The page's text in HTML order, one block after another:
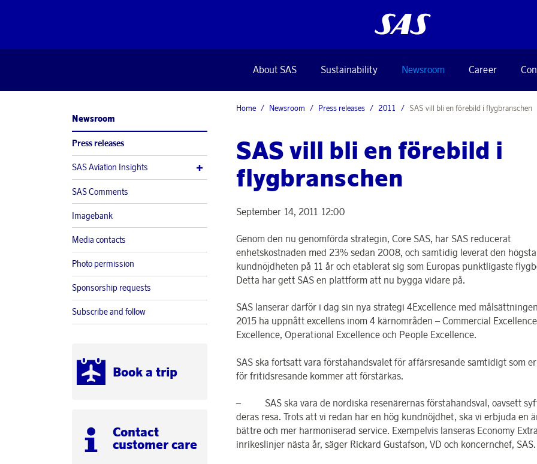
About SAS Sustainability Newsroom Career
Newsroom
Press releases
SAS Aviation Insights
SAS Comments
Imagebank
Media contacts
Photo permission
Sponsorship requests
Subscribe and follow
Book a trip
Contact
customer care
Home Newsroom Press releases 2011 SAS vill bli en förebild i flygbranschen
SAS vill bli en förebild i
flygbranschen
September 14, 2011 12:00
Genom den nu genomförda strategin, Core SAS, har SAS reducerat
enhetskostnaden med 23% sedan 2008, och samtidig leverat den högsta
kundnöjdheten på 11 år och etablerat sig som Europas punktligaste
Detta har gett SAS en plattform att nu bygga vidare på.
SAS lanserar därför i dag sin nya strategi 4Excellence med
2015 ha uppnått excellens inom 4 kärnområden – Commercial
Excellence, Operational Excellence och People Excellence.
SAS ska fortsatt vara förstahandsvalet för affärsresande samtidigt som
för fritidsresande kommer att förstärkas.
– SAS ska vara de nordiska resenärernas förstahandsval, oavsett
deras resa. Trots att vi redan har en hög kundnöjdhet, ska vi erbjuda en
bättre och mer harmoniserad service. Exempelvis lanseras Economy
inrikeslinjer nästa år, säger Rickard Gustafson, VD och koncernchef, SAS.